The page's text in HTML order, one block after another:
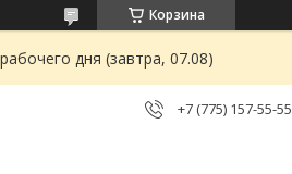
Корзина
дня (завтра, 07.08)
+7 (775) 157-55-55